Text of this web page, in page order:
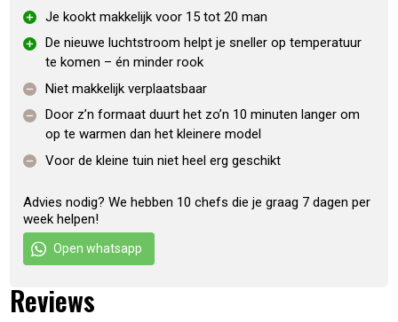
Specificaties OFYR 100 Oxide Red –
Anniversary Edition
Kookoppervlak: 0,55 m²
Diameter: 100 cm
Gewicht kookplaat: 56 kg
Totaalgewicht: 103 kg
Materiaal: Oxide Red
Je kookt makkelijk voor 15 tot 20 man
De nieuwe luchtstroom helpt je sneller op temperatuur
te komen – én minder rook
Niet makkelijk verplaatsbaar
Door z’n formaat duurt het zo’n 10 minuten langer om
op te warmen dan het kleinere model
Voor de kleine tuin niet heel erg geschikt
Advies nodig? We hebben 10 chefs die je graag 7 dagen per
week helpen!
Open whatsapp
Reviews